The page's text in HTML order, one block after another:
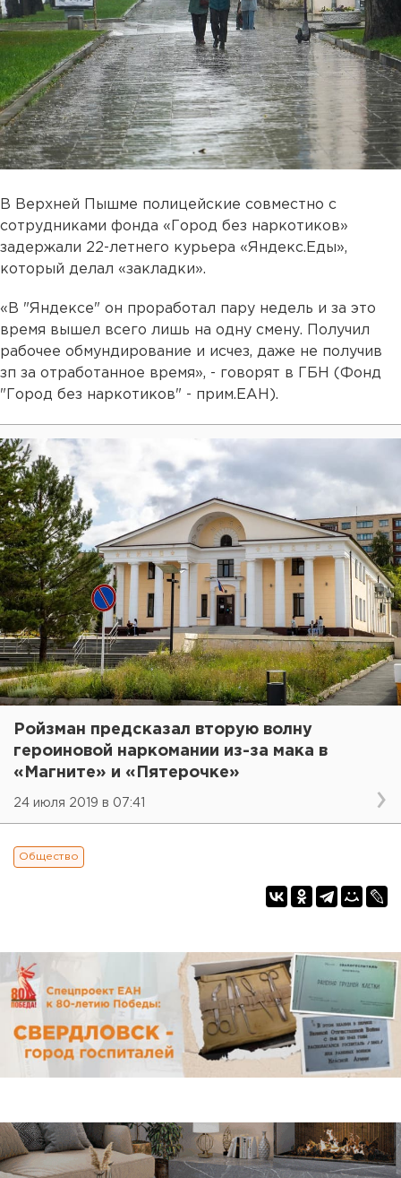
В Верхней Пышме полицейские совместно с
сотрудниками фонда «Город без наркотиков»
задержали 22-летнего курьера «Яндекс.Еды»,
который делал «закладки».
«В "Яндексе" он проработал пару недель и за это
время вышел всего лишь на одну смену. Получил
рабочее обмундирование и исчез, даже не получив
зп за отработанное время», - говорят в ГБН (Фонд
"Город без наркотиков" - прим.ЕАН).
Ройзман предсказал вторую волну
героиновой наркомании из-за мака в
«Магните» и «Пятерочке»
24 июля 2019 в 07:41
Общество